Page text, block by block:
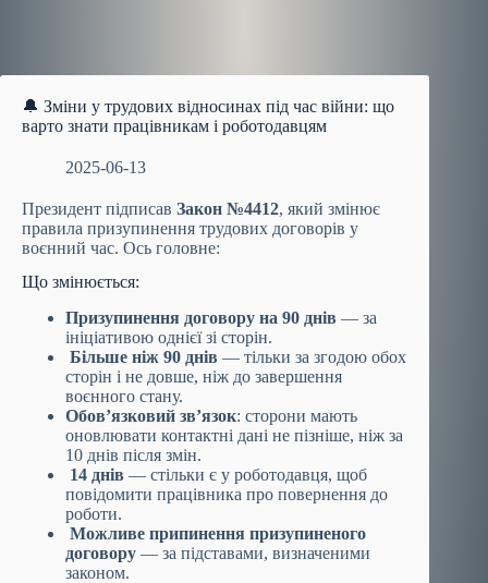
🔔 Зміни у трудових відносинах під час війни: що
варто знати працівникам і роботодавцям
2025-06-13
Президент підписав Закон №4412, який змінює
правила призупинення трудових договорів у
воєнний час. Ось головне:
Що змінюється:
Призупинення договору на 90 днів — за
ініціативою однієї зі сторін.
Більше ніж 90 днів — тільки за згодою обох
сторін і не довше, ніж до завершення
воєнного стану.
Обов’язковий зв’язок: сторони мають
оновлювати контактні дані не пізніше, ніж за
10 днів після змін.
14 днів — стільки є у роботодавця, щоб
повідомити працівника про повернення до
роботи.
Можливе припинення призупиненого
договору — за підставами, визначеними
законом.